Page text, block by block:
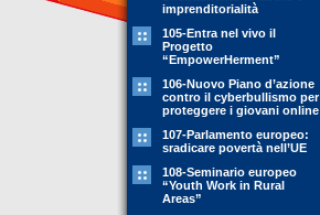
imprenditorialità
105-Entra nel vivo il
Progetto
“EmpowerHerment”
106-Nuovo Piano d’azione
contro il cyberbullismo per
proteggere i giovani online
107-Parlamento europeo:
sradicare povertà nell’UE
108-Seminario europeo
“Youth Work in Rural
Areas”